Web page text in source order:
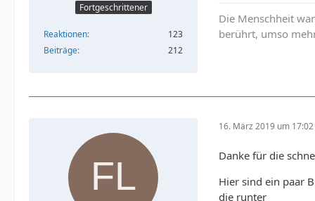
Fortgeschrittener
Reaktionen
123
Beiträge
212
Die Menschheit
berührt, umso
16. März 2019 um 17:02
Danke für die
Hier sind ein paar
die runter